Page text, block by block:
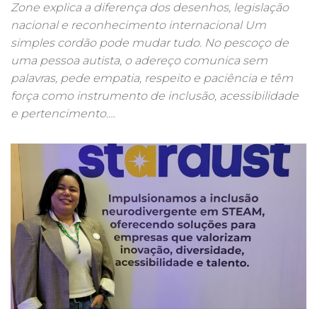
Zone explica a diferença dos desenhos, legislação
nacional e reconhecimento internacional Um
simples cordão pode mudar tudo. No pescoço de
uma pessoa autista, o adereço comunica sem
palavras, pede empatia, respeito e paciência e têm
força como instrumento de inclusão, acessibilidade
e pertencimento.…